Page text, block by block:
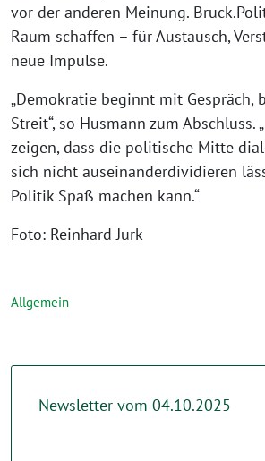
vor der anderen Meinung.
Raum schaffen – für Austausch,
neue Impulse.
„Demokratie beginnt mit Gespräch,
Streit“, so Husmann zum Abschluss.
zeigen, dass die politische Mitte
sich nicht auseinanderdividieren
Politik Spaß machen kann.“
Foto: Reinhard Jurk
Allgemein
Newsletter vom 04.10.2025